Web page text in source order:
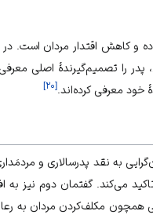
[۲۰]
به نقد پدرسالاری و
می‏‌کند. گفتمان دوم نیز
همچون مکلف‏‌کردن مردان به